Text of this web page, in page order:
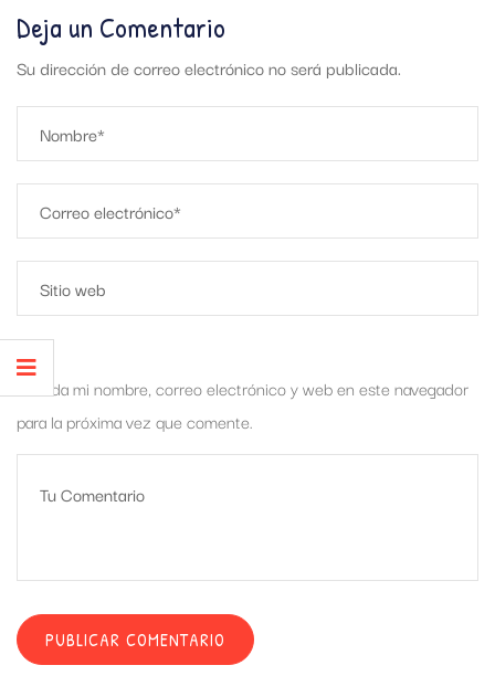
Deja un Comentario
Su dirección de correo electrónico no será publicada.
Guarda mi nombre, correo electrónico y web en este navegador
para la próxima vez que comente.